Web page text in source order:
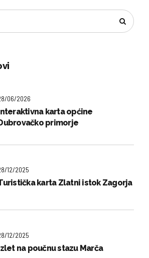
06/2026
Interaktivna karta općine
primorje
12/2025
karta Zlatni istok Zagorja
12/2025
na poučnu stazu Marča